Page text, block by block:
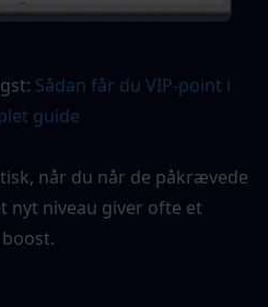
Sådan får du VIP-point i
guide
når du når de påkrævede
nyt niveau giver ofte et